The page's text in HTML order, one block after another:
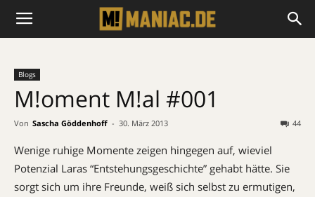
Blogs
M!oment M!al #001
Von Sascha Göddenhoff - 30. März 2013 44
Wenige ruhige Momente zeigen hingegen auf, wieviel
Potenzial Laras “Entstehungsgeschichte” gehabt hätte. Sie
sorgt sich um ihre Freunde, weiß sich selbst zu ermutigen,